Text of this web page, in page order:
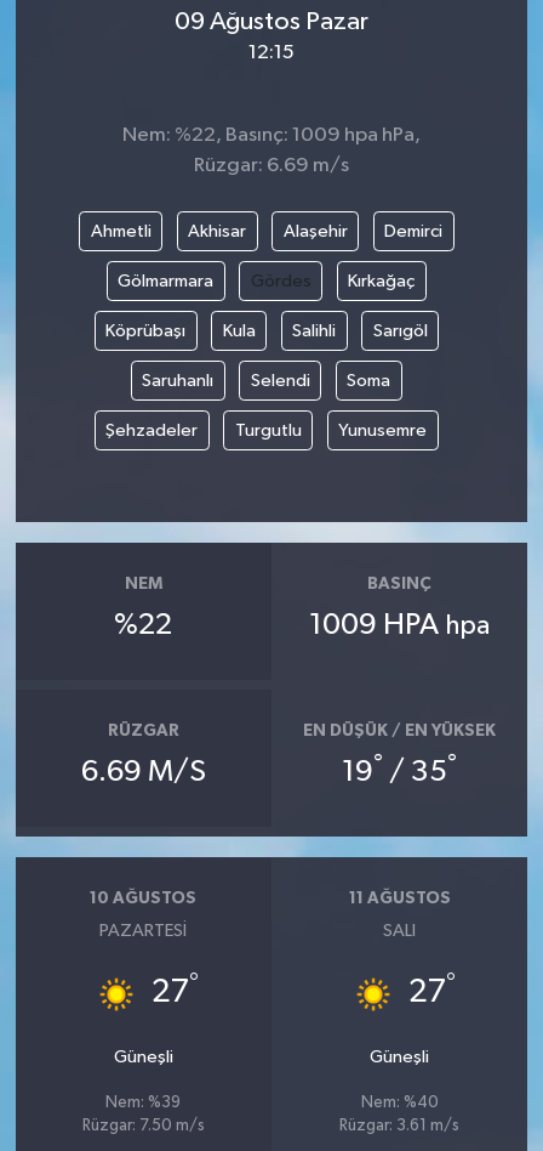
09 Ağustos Pazar
12:15
Nem: %22, Basınç: 1009 hpa hPa,
Rüzgar: 6.69 m/s
Ahmetli Akhisar Alaşehir Demirci
Gölmarmara Gördes Kırkağaç
Köprübaşı Kula Salihli Sarıgöl
Saruhanlı Selendi Soma
Şehzadeler Turgutlu Yunusemre
NEM
%22
BASINÇ
1009 HPA hpa
RÜZGAR
6.69 M/S
EN DÜŞÜK / EN YÜKSEK
19° / 35°
10 AĞUSTOS
PAZARTESI
27°
Güneşli
Nem: %39
Rüzgar: 7.50 m/s
11 AĞUSTOS
SALI
27°
Güneşli
Nem: %40
Rüzgar: 3.61 m/s